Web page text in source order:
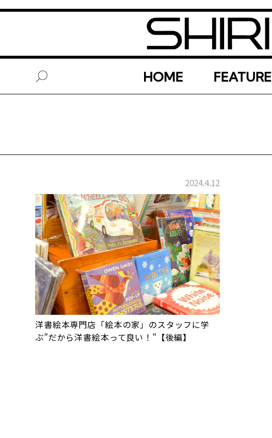
HOME FEATURE
2024.4.12
洋書絵本専門店「絵本の家」のスタッフに学
ぶ”だから洋書絵本って良い！”【後編】